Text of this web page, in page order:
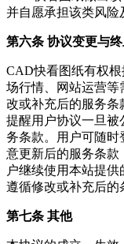
并自愿承担该类风险
第六条 协议变更与终
CAD快看图纸有权
场行情、网站运营等
改或补充后的服务条
提醒用户协议一旦被
务条款。用户可随时
意更新后的服务条款
户继续使用本站提
遵循修改或补充后的
第七条 其他